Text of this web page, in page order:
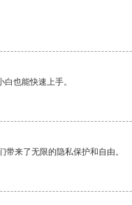
也能快速上手。
来了无限的隐私保护和自由。